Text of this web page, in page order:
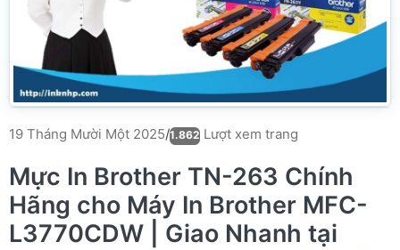
19 Tháng Mười Một 2025/1.862 Lượt xem trang
Mực In Brother TN-263 Chính
Hãng cho Máy In Brother MFC-
L3770CDW | Giao Nhanh tại